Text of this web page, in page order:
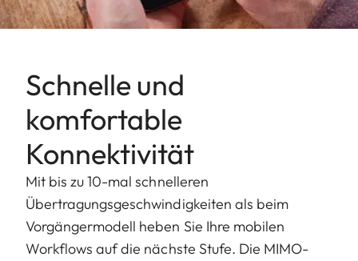
Schnelle und
komfortable
Konnektivität
Mit bis zu 10-mal schnelleren
Übertragungsgeschwindigkeiten als beim
Vorgängermodell heben Sie Ihre mobilen
Workflows auf die nächste Stufe. Die MIMO-